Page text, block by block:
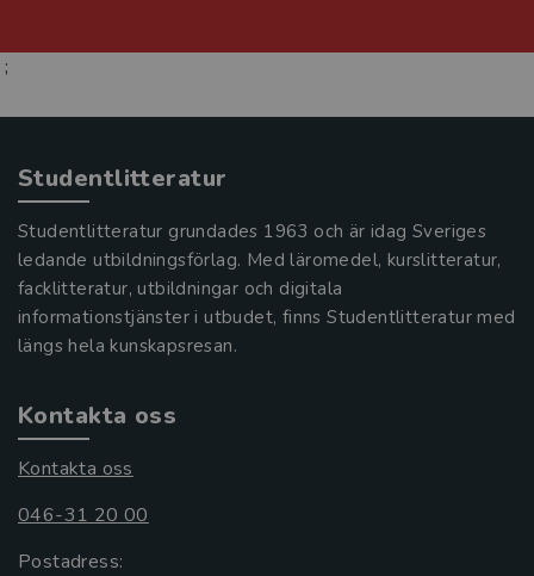
;
Studentlitteratur
Studentlitteratur grundades 1963 och är idag Sveriges
ledande utbildningsförlag. Med läromedel, kurslitteratur,
facklitteratur, utbildningar och digitala
informationstjänster i utbudet, finns Studentlitteratur med
längs hela kunskapsresan.
Kontakta oss
Kontakta oss
046-31 20 00
Postadress: